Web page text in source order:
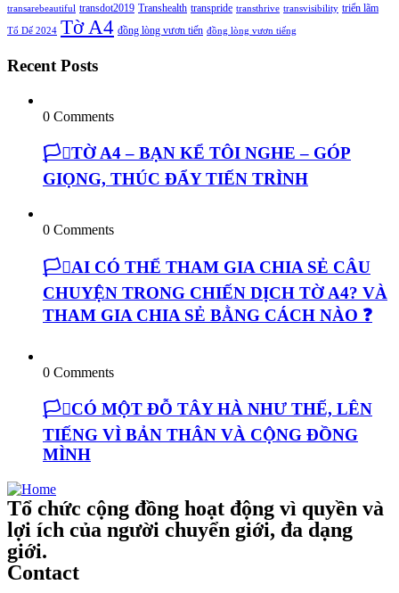
transarebeautiful transdot2019 Transhealth transpride transthrive transvisibility triển lãm
Tổ Dế 2024 Tờ A4 đồng lòng vươn tiến đồng lòng vươn tiếng
Recent Posts
0 Comments
🏳️‍⚧️TỜ A4 – BẠN KỂ TÔI NGHE – GÓP
GIỌNG, THÚC ĐẨY TIẾN TRÌNH
0 Comments
🏳️‍⚧️AI CÓ THỂ THAM GIA CHIA SẺ CÂU
CHUYỆN TRONG CHIẾN DỊCH TỜ A4? VÀ
THAM GIA CHIA SẺ BẰNG CÁCH NÀO ❓
0 Comments
🏳️‍⚧️CÓ MỘT ĐỖ TÂY HÀ NHƯ THẾ, LÊN
TIẾNG VÌ BẢN THÂN VÀ CỘNG ĐỒNG
MÌNH
Tổ chức cộng đồng hoạt động vì quyền và
lợi ích của người chuyển giới, đa dạng
giới.
Contact